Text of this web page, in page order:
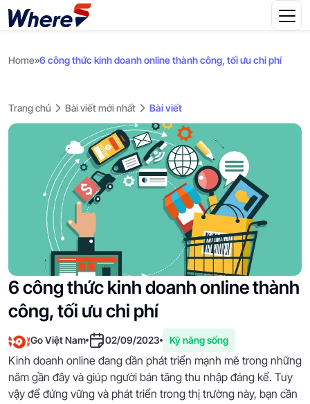
Home»6 công thức kinh doanh online thành công, tối ưu chi phí
Trang chủ Bài viết mới nhất Bài viết
6 công thức kinh doanh online thành
công, tối ưu chi phí
Go Việt Nam 02/09/2023 Kỹ năng sống
Kinh doanh online đang dần phát triển mạnh mẽ trong những
năm gần đây và giúp người bán tăng thu nhập đáng kể. Tuy
vậy để đứng vững và phát triển trong thị trường này, bạn cần